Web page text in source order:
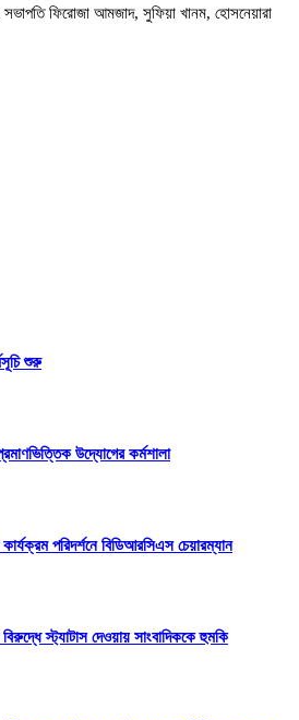
সভাপতি ফিরোজা আমজাদ, সুফিয়া খানম, হোসনেয়ারা
শুরু
উদ্যোগের কর্মশালা
কার্যক্রম পরিদর্শনে বিডিআরসিএস চেয়ারম্যান
স্ট্যাটাস দেওয়ায় সাংবাদিককে হুমকি